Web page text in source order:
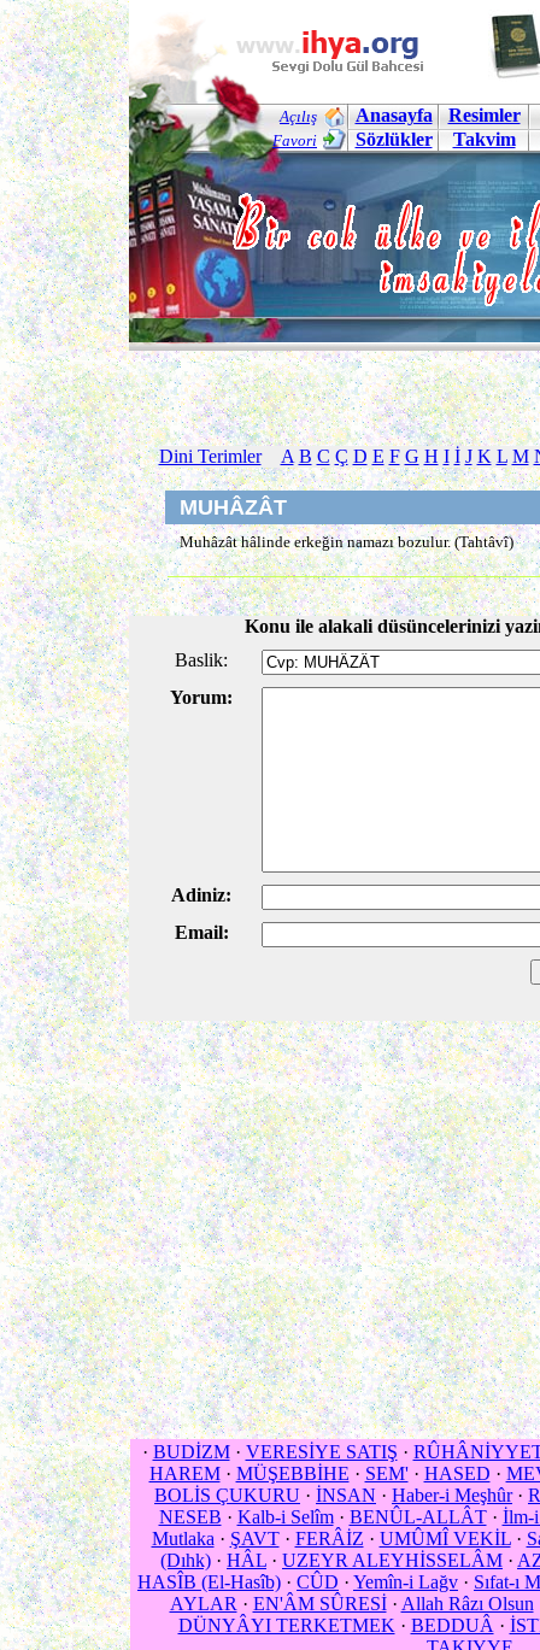
Açılış
Favori
Anasayfa
Resimler
Sözlükler
Takvim
Dini Terimler A B C Ç D E F G H I İ J K L M
MUHÂZÂT
Muhâzât hâlinde erkeğin namazı bozulur. (Tahtâvî)
Konu ile alakali düsüncelerinizi
Baslik:
Yorum:
Adiniz:
Email:
· BUDİZM· VERESİYE SATIŞ ·
HAREM· MÜŞEBBİHE · SEM'· HASED ·
BOLİS ÇUKURU · İNSAN · Haber-i Meşhûr·
NESEB · Kalb-i Selîm· BENÛL-ALLÂT· İlm-i
Mutlaka · ŞAVT· FERÂİZ · UMÛMÎ VEKİL·
(Dıhk) · HÂL · UZEYR ALEYHİSSELÂM ·
HASÎB (El-Hasîb) · CÛD · Yemîn-i Lağv · Sıfat-ı
AYLAR · EN'ÂM SÛRESİ· Allah Râzı Olsun
DÜNYÂYI TERKETMEK · BEDDUÂ ·